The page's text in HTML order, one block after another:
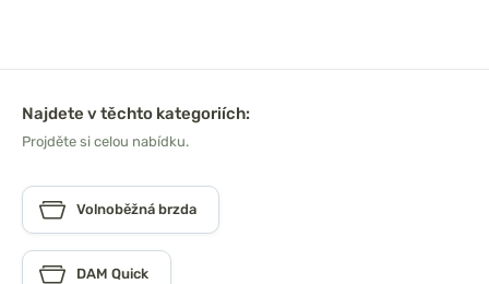
Najdete v těchto kategoriích:
Projděte si celou nabídku.
Volnoběžná brzda
DAM Quick